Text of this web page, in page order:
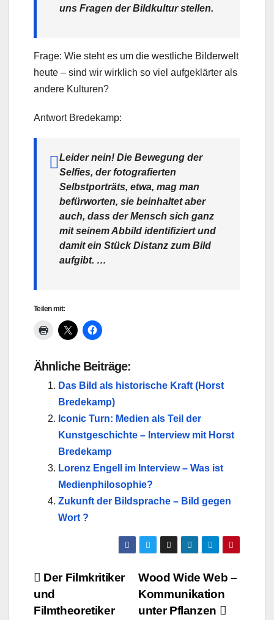
uns Fragen der Bildkultur stellen.
Frage: Wie steht es um die westliche Bilderwelt
heute – sind wir wirklich so viel aufgeklärter als
andere Kulturen?
Antwort Bredekamp:
Leider nein! Die Bewegung der
Selfies, der fotografierten
Selbstporträts, etwa, mag man
befürworten, sie beinhaltet aber
auch, dass der Mensch sich ganz
mit seinem Abbild identifiziert und
damit ein Stück Distanz zum Bild
aufgibt. …
Teilen mit:
Ähnliche Beiträge:
Das Bild als historische Kraft (Horst
Bredekamp)
Iconic Turn: Medien als Teil der
Kunstgeschichte – Interview mit Horst
Bredekamp
Lorenz Engell im Interview – Was ist
Medienphilosophie?
Zukunft der Bildsprache – Bild gegen
Wort ?
Beitragsnavigation
Wood Wide Web –
Kommunikation
unter Pflanzen
Der Filmkritiker
und
Filmtheoretiker